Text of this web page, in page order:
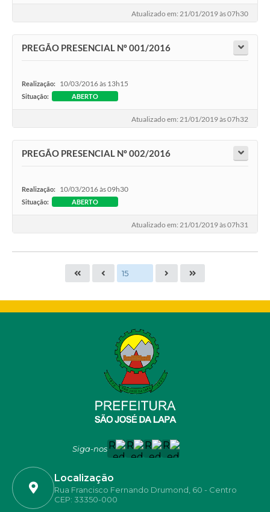
Atualizado em: 21/01/2019 às 07h30
PREGÃO PRESENCIAL Nº 001/2016
Realização: 10/03/2016 às 13h15
Situação: ABERTO
Atualizado em: 21/01/2019 às 07h32
PREGÃO PRESENCIAL Nº 002/2016
Realização: 10/03/2016 às 09h30
Situação: ABERTO
Atualizado em: 21/01/2019 às 07h31
Siga-nos
Localização
Rua Francisco Fernando Drumond, 60 - Centro
CEP: 33350-000